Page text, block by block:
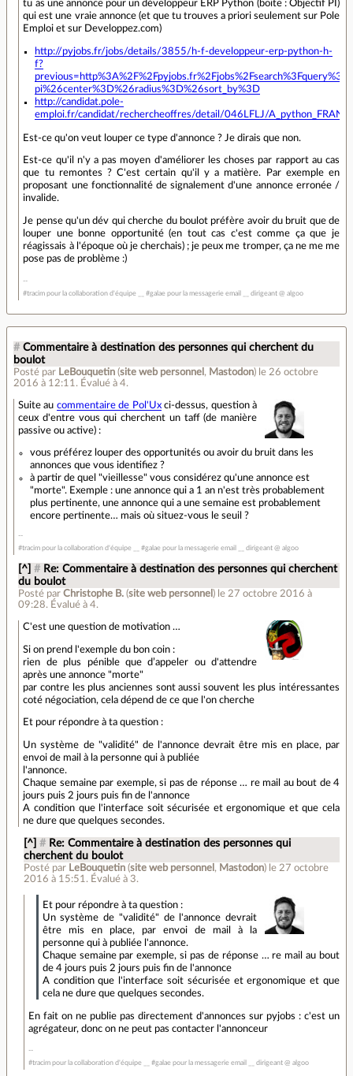
tu as une annonce pour un développeur ERP Python (boite : Objectif PI)
qui est une vraie annonce (et que tu trouves a priori seulement sur Pole
Emploi et sur Developpez.com)
http://pyjobs.fr/jobs/details/3855/h-f-developpeur-erp-python-h-
f?
pi%26center%3D%26radius%3D%26sort_by%3D
http://candidat.pole-
emploi.fr/candidat/rechercheoffres/detail/046LFLJ/
Est-ce qu'on veut louper ce type d'annonce ? Je dirais que non.
Est-ce qu'il n'y a pas moyen d'améliorer les choses par rapport au cas
que tu remontes ? C'est certain qu'il y a matière. Par exemple en
proposant une fonctionnalité de signalement d'une annonce erronée /
invalide.
Je pense qu'un dév qui cherche du boulot préfère avoir du bruit que de
louper une bonne opportunité (en tout cas c'est comme ça que je
réagissais à l'époque où je cherchais) ; je peux me tromper, ça ne me me
pose pas de problème :)
#tracim pour la collaboration d'équipe __ #galae pour la messagerie email __ dirigeant @ algoo
# Commentaire à destination des personnes qui cherchent du
boulot
Posté par LeBouquetin (site web personnel , Mastodon) le 26 octobre
2016 à 12:11 . Évalué à 4.
Suite au commentaire de Pol'Uxci-dessus, question à
ceux d'entre vous qui cherchent un taff (de manière
passive ou active) :
vous préférez louper des opportunités ou avoir du bruit dans les
annonces que vous identifiez ?
à partir de quel "vieillesse" vous considérez qu'une annonce est
"morte". Exemple : une annonce qui a 1 an n'est très probablement
plus pertinente, une annonce qui a une semaine est probablement
encore pertinente… mais où situez-vous le seuil ?
#tracim pour la collaboration d'équipe __ #galae pour la messagerie email __ dirigeant @ algoo
[^] # Re: Commentaire à destination des personnes qui cherchent
du boulot
Posté parChristophe B. (site web personnel ) le 27 octobre 2016 à
09:28. Évalué à4.
C'est une question de motivation …
Si on prend l'exemple du bon coin :
rien de plus pénible que d’appeler ou d'attendre
après une annonce "morte"
par contre les plus anciennes sont aussi souvent les plus intéressantes
coté négociation, cela dépend de ce que l'on cherche
Et pour répondre à ta question :
Un système de "validité" de l'annonce devrait être mis en place, par
envoi de mail à la personne qui à publiée
l'annonce.
Chaque semaine par exemple, si pas de réponse … re mail au bout de 4
jours puis 2 jours puis fin de l'annonce
A condition que l'interface soit sécurisée et ergonomique et que cela
ne dure que quelques secondes.
[^] # Re: Commentaire à destination des personnes qui
cherchent du boulot
Posté par LeBouquetin(site web personnel , Mastodon) le 27 octobre
2016 à 15:51 . Évalué à 3.
Et pour répondre à ta question :
Un système de "validité" de l'annonce devrait
être mis en place, par envoi de mail à la
personne qui à publiée l'annonce.
Chaque semaine par exemple, si pas de réponse … re mail au bout
de 4 jours puis 2 jours puis fin de l'annonce
A condition que l'interface soit sécurisée et ergonomique et que
cela ne dure que quelques secondes.
En fait on ne publie pas directement d'annonces sur pyjobs : c'est un
agrégateur, donc on ne peut pas contacter l'annonceur
#tracim pour la collaboration d'équipe __ #galae pour la messagerie email __ dirigeant @ algoo